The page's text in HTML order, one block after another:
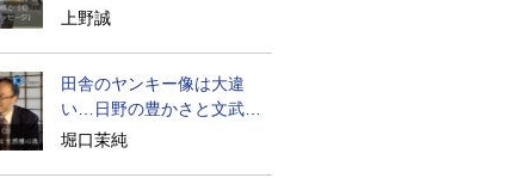
古典」
上野誠
田舎のヤンキー像は大違
い…日野の豊かさと文武両
道の気風
堀口茉純